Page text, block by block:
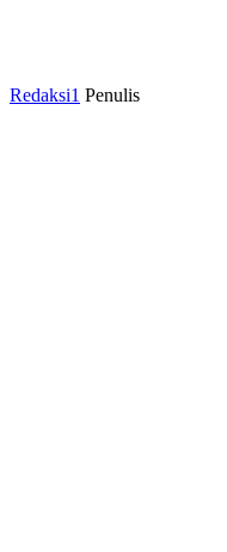
Redaksi1 Penulis